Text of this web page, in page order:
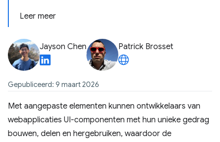
Leer meer
Jayson Chen Patrick Brosset
Gepubliceerd: 9 maart 2026
Met aangepaste elementen kunnen ontwikkelaars van
webapplicaties UI-componenten met hun unieke gedrag
bouwen, delen en hergebruiken, waardoor de